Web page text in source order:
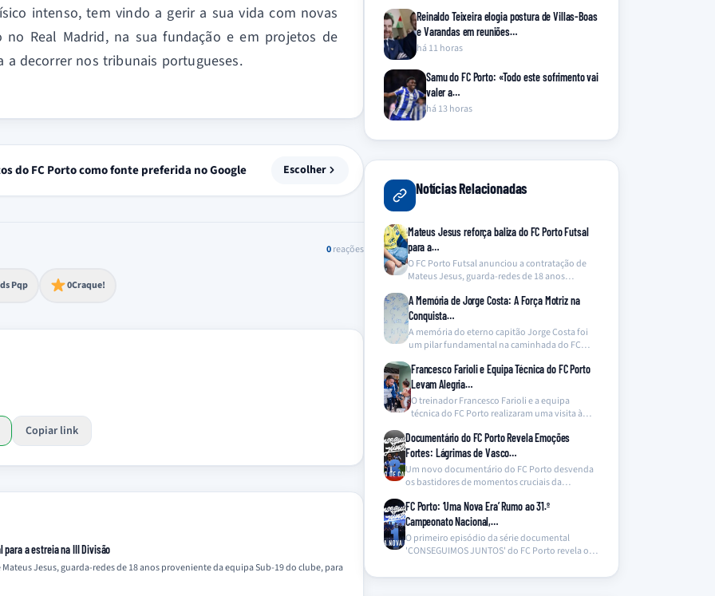
intenso, tem vindo a gerir a sua vida com novas
Real Madrid, na sua fundação e em projetos de
a decorrer nos tribunais portugueses.
do FC Porto como fonte preferida no Google Escolher
0reações
Pqp
extremo 0Craque!
Copiar link
para a estreia na III Divisão
Jesus, guarda-redes de 18 anos proveniente da equipa Sub-19 do clube, para
Reinaldo Teixeira elogia postura de Villas-Boas
e Varandas em reuniões…
há 11 horas
Samu do FC Porto: «Todo este sofrimento vai
valer a…
há 13 horas
Notícias Relacionadas
Mateus Jesus reforça baliza do FC Porto Futsal
para a…
O FC Porto Futsal anunciou a contratação de
Mateus Jesus, guarda-redes de 18 anos
A Memória de Jorge Costa: A Força Motriz na
Conquista…
A memória do eterno capitão Jorge Costa foi
um pilar fundamental na caminhada do FC
Francesco Farioli e Equipa Técnica do FC Porto
Levam Alegria…
O treinador Francesco Farioli e a equipa
técnica do FC Porto realizaram uma visita à
Documentário do FC Porto Revela Emoções
Fortes: Lágrimas de Vasco…
Um novo documentário do FC Porto desvenda
os bastidores de momentos cruciais da
FC Porto: ‘Uma Nova Era’ Rumo ao 31.º
Campeonato Nacional,…
O primeiro episódio da série documental
'CONSEGUIMOS JUNTOS' do FC Porto revela os